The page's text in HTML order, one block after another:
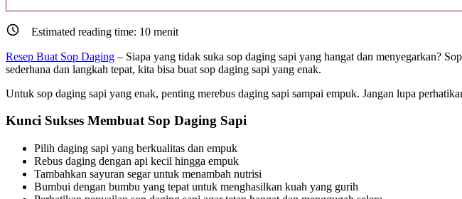
Estimated reading time: 10 menit
Resep Buat Sop Daging – Siapa yang tidak suka sop daging sapi yang hangat dan menyegarkan?
sederhana dan langkah tepat, kita bisa buat sop daging sapi yang enak.
Untuk sop daging sapi yang enak, penting merebus daging sapi sampai empuk. Jangan lupa
Kunci Sukses Membuat Sop Daging Sapi
Pilih daging sapi yang berkualitas dan empuk
Rebus daging dengan api kecil hingga empuk
Tambahkan sayuran segar untuk menambah nutrisi
Bumbui dengan bumbu yang tepat untuk menghasilkan kuah yang gurih